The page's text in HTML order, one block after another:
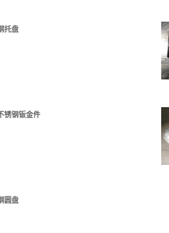
托盘
锈钢钣金件
圆盘